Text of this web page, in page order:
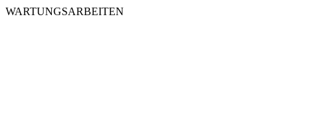
WARTUNGSARBEITEN